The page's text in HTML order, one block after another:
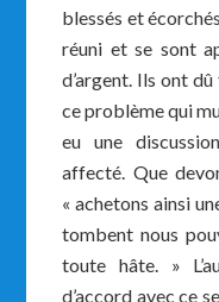
blessés et
réuni et se sont
d’argent. Ils ont
ce problème qui
eu une
affecté. Que
« achetons ainsi
tombent nous
toute hâte. »
d’accord avec ce